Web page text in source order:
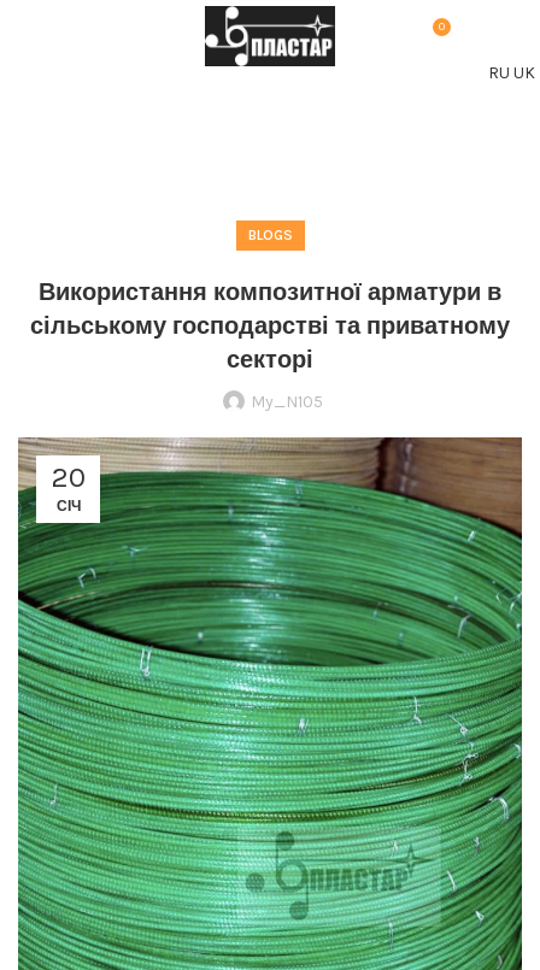
0
BLOGS
Використання композитної арматури в
сільському господарстві та приватному
секторі
My_N105
20
СІЧ
RU UK